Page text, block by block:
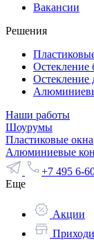
Вакансии
Решения
Остекление
Остекление
Наши работы
Шоурумы
Пластиковые окна
Алюминиевые
+7 495 6-
Еще
Акции